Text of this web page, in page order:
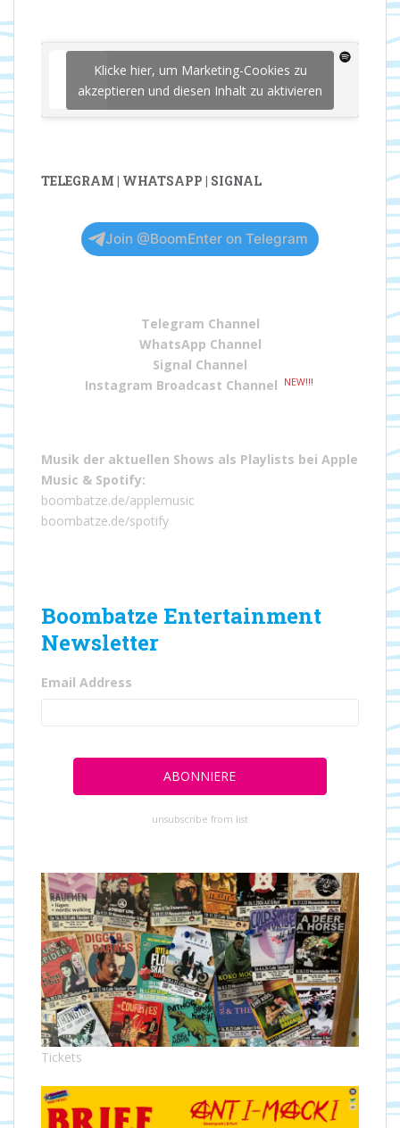
Klicke hier, um Marketing-Cookies zu
akzeptieren und diesen Inhalt zu aktivieren
TELEGRAM | WHATSAPP | SIGNAL
Join @BoomEnter on Telegram
Telegram Channel
WhatsApp Channel
Signal Channel
Instagram Broadcast Channel
NEW!!!
Musik der aktuellen Shows als Playlists bei Apple
Music & Spotify:
boombatze.de/applemusic
boombatze.de/spotify
Boombatze Entertainment
Newsletter
Email Address
unsubscribe from list
Tickets